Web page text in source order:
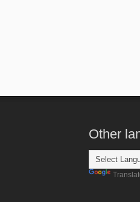
Other